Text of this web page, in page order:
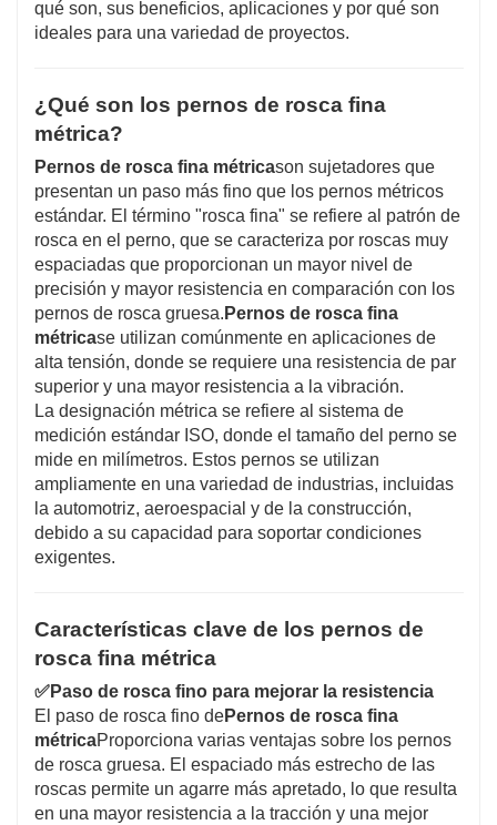
6. Entrega a tiempo.
qué son, sus beneficios, aplicaciones y por qué son
ideales para una variedad de proyectos.
¿Qué son los pernos de rosca fina
métrica?
Pernos de rosca fina métricason sujetadores que
presentan un paso más fino que los pernos métricos
estándar. El término "rosca fina" se refiere al patrón de
rosca en el perno, que se caracteriza por roscas muy
espaciadas que proporcionan un mayor nivel de
precisión y mayor resistencia en comparación con los
pernos de rosca gruesa. Pernos de rosca fina
métricase utilizan comúnmente en aplicaciones de
alta tensión, donde se requiere una resistencia de par
superior y una mayor resistencia a la vibración.
La designación métrica se refiere al sistema de
medición estándar ISO, donde el tamaño del perno se
mide en milímetros. Estos pernos se utilizan
ampliamente en una variedad de industrias, incluidas
la automotriz, aeroespacial y de la construcción,
debido a su capacidad para soportar condiciones
exigentes.
Características clave de los pernos de
rosca fina métrica
✅Paso de rosca fino para mejorar la resistencia
El paso de rosca fino dePernos de rosca fina
métricaProporciona varias ventajas sobre los pernos
de rosca gruesa. El espaciado más estrecho de las
roscas permite un agarre más apretado, lo que resulta
en una mayor resistencia a la tracción y una mejor